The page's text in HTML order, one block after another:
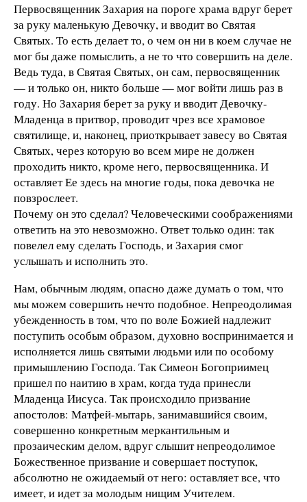
Первосвященник Захария на пороге храма вдруг берет
за руку маленькую Девочку, и вводит во Святая
Святых. То есть делает то, о чем он ни в коем случае не
мог бы даже помыслить, а не то что совершить на деле.
Ведь туда, в Святая Святых, он сам, первосвященник
— и только он, никто больше — мог войти лишь раз в
году. Но Захария берет за руку и вводит Девочку-
Младенца в притвор, проводит чрез все храмовое
святилище, и, наконец, приоткрывает завесу во Святая
Святых, через которую во всем мире не должен
проходить никто, кроме него, первосвященника. И
оставляет Ее здесь на многие годы, пока девочка не
повзрослеет.
Почему он это сделал? Человеческими соображениями
ответить на это невозможно. Ответ только один: так
повелел ему сделать Господь, и Захария смог
услышать и исполнить это.
Нам, обычным людям, опасно даже думать о том, что
мы можем совершить нечто подобное. Непреодолимая
убежденность в том, что по воле Божией надлежит
поступить особым образом, духовно воспринимается и
исполняется лишь святыми людьми или по особому
примышлению Господа. Так Симеон Богоприимец
пришел по наитию в храм, когда туда принесли
Младенца Иисуса. Так происходило призвание
апостолов: Матфей-мытарь, занимавшийся своим,
совершенно конкретным меркантильным и
прозаическим делом, вдруг слышит непреодолимое
Божественное призвание и совершает поступок,
абсолютно не ожидаемый от него: оставляет все, что
имеет, и идет за молодым нищим Учителем.